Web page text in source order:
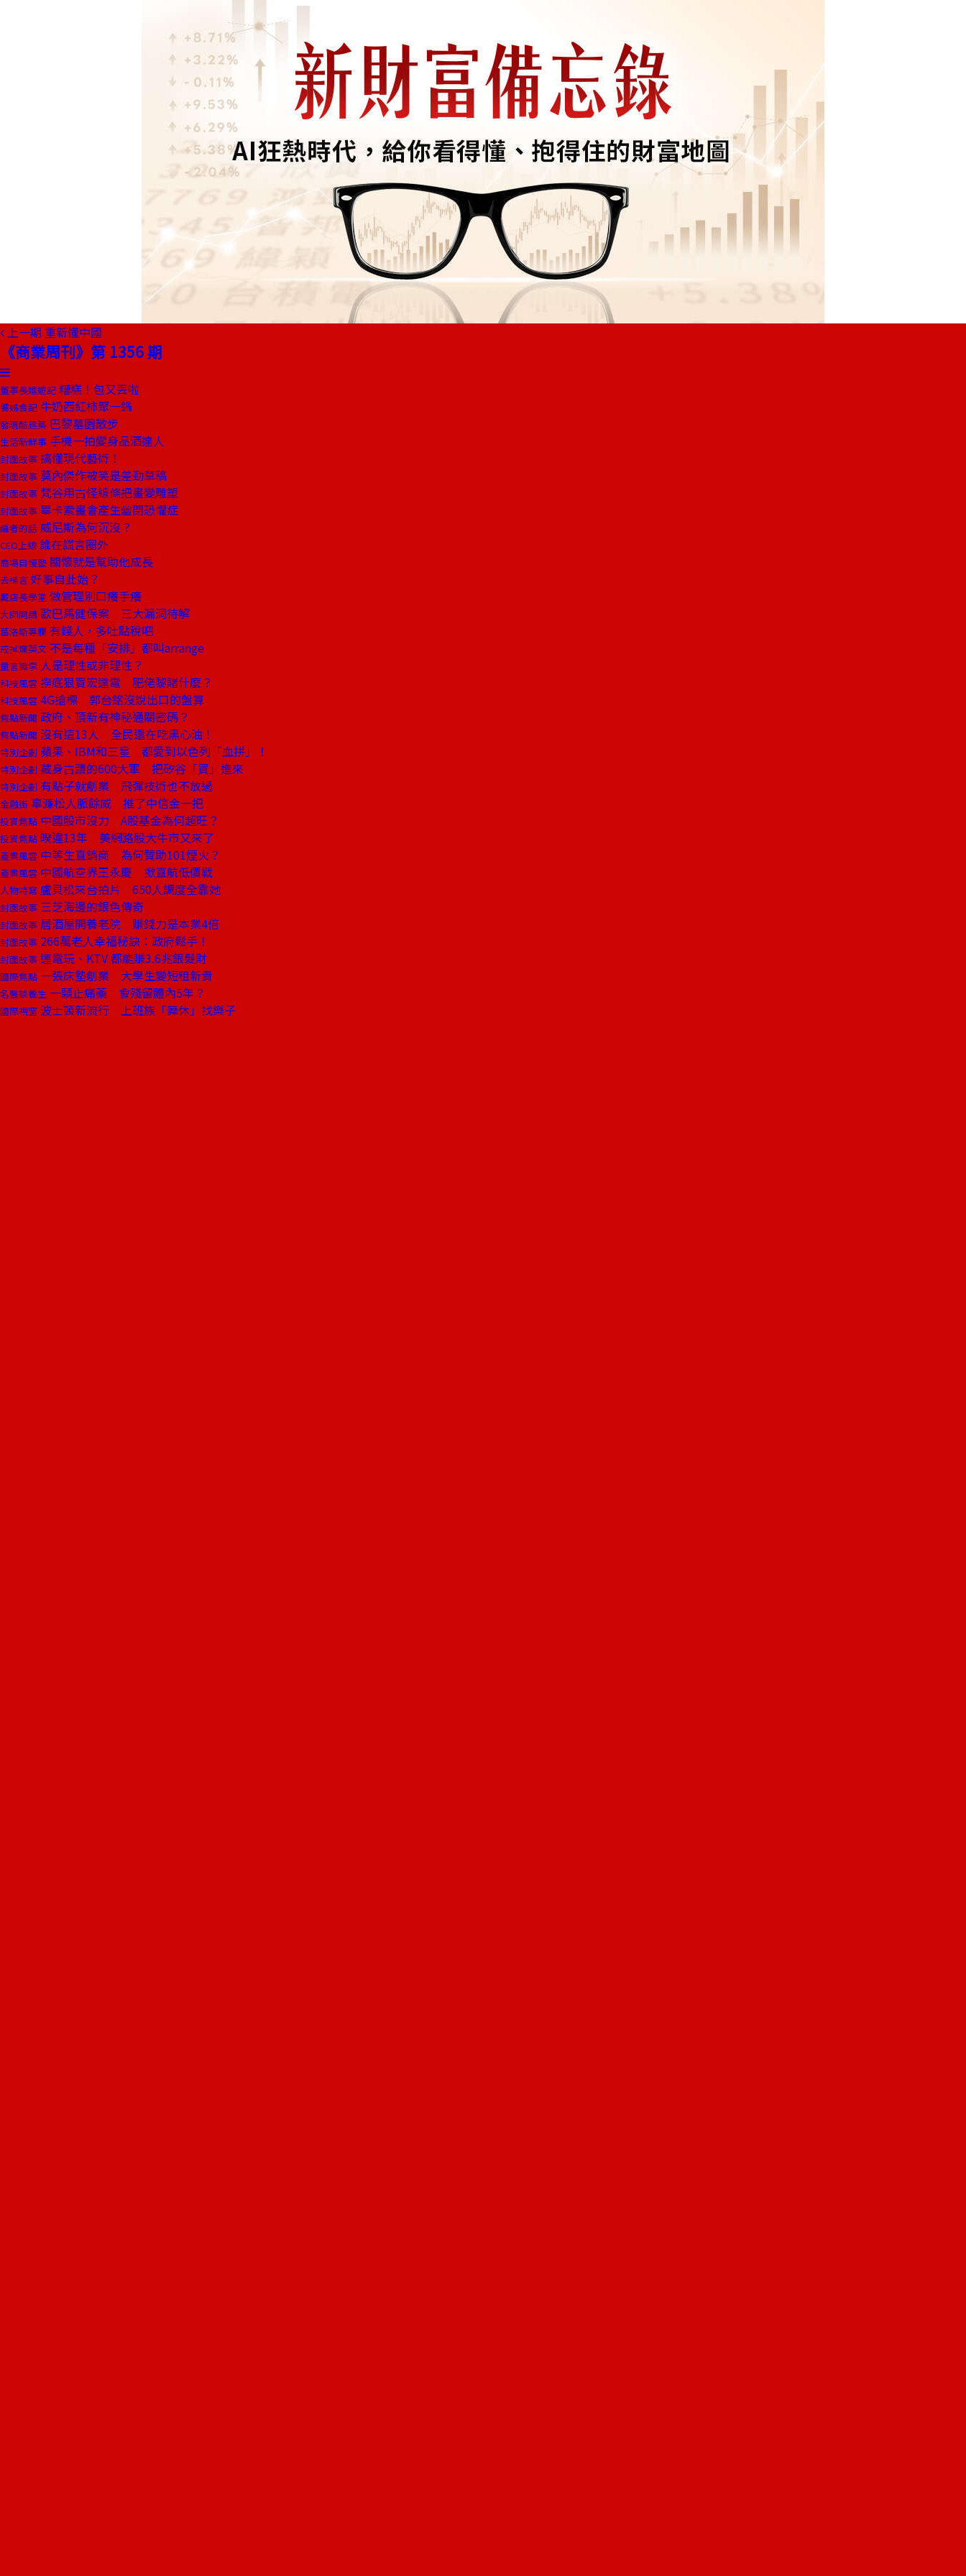
上一期 重新懂中國
《商業周刊》第 1356 期
董事長嬉遊記 糟糕！包又丟啦
饕姊食記 牛奶西紅柿聚一鍋
發現酷建築 巴黎墓園散步
生活新鮮事 手機一拍變身品酒達人
封面故事 搞懂現代藝術！
封面故事 莫內傑作被笑是差勁草稿
封面故事 梵谷用古怪線條把畫變雕塑
封面故事 畢卡索畫會產生幽閉恐懼症
編者的話 威尼斯為何沉沒？
CEO上線 誰在謊言圈外
商場自慢塾 關懷就是幫助他成長
去梯言 好事自此始？
戴店長學堂 做管理別口癢手癢
大師開講 歐巴馬健保案 三大漏洞待解
葛洛斯專欄 有錢人，多吐點稅吧
戒掉爛英文 不是每種「安排」都叫arrange
童言識李 人是理性或非理性？
科技風雲 撈底狠買宏達電 肥佬黎賭什麼？
科技風雲 4G搶標 郭台銘沒說出口的盤算
焦點新聞 政府、頂新有神秘通關密碼？
焦點新聞 沒有這13人 全民還在吃黑心油！
特別企劃 蘋果、IBM和三星 都愛到以色列「血拼」！
特別企劃 藏身古蹟的600大軍 把矽谷「買」進來
特別企劃 有點子就創業 飛彈技術也不放過
金融街 辜濂松人脈餘威 推了中信金一把
投資焦點 中國股市沒力 A股基金為何超旺？
投資焦點 暌違13年 美網路股大牛市又來了
產業風雲 中等生直銷商 為何贊助101煙火？
產業風雲 中國航空界王永慶 掀直航低價戰
人物特寫 盧貝松來台拍片 650人調度全靠她
封面故事 三芝海邊的銀色傳奇
封面故事 居酒屋開養老院 賺錢力是本業4倍
封面故事 266萬老人幸福秘訣：政府鬆手！
封面故事 連電玩、KTV 都能賺3.6兆銀髮財
國際焦點 一張床墊創業 大學生變短租新貴
名醫談養生 一顆止痛藥 會殘留體內5年？
國際視窗 波士頓新流行 上班族「舞休」找樂子